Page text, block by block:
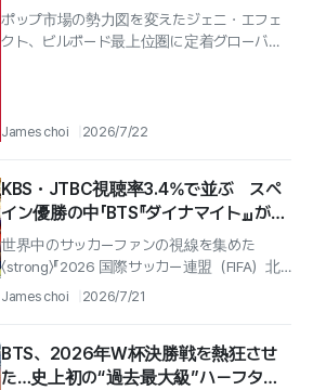
集、「ビルボード200」16位で初のチャ
ートイン
ポップ市場の勢力図を変えたジェニ・エフェ
クト、ビルボード最上位圏に定着グローバ
James choi 2026/7/22
KBS・JTBC視聴率3.4%で並ぶ スペ
イン優勝の中「BTS『ダイナマイト』」が響
いた
世界中のサッカーファンの視線を集めた
〈strong〉『2026 国際サッカー連盟（FIFA）北
中米ワールドカップ』〈/strong〉決勝の中継ブー
James choi 2026/7/21
BTS、2026年W杯決勝戦を熱狂させ
た…史上初の“過去最大級”ハーフタイ